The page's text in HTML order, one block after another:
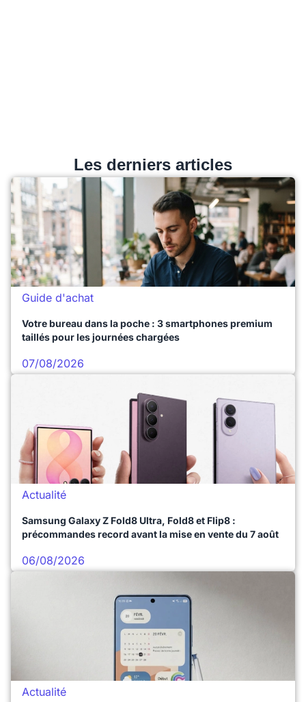
Les derniers articles
Guide d'achat
Votre bureau dans la poche : 3 smartphones premium
taillés pour les journées chargées
07/08/2026
Actualité
Samsung Galaxy Z Fold8 Ultra, Fold8 et Flip8 :
précommandes record avant la mise en vente du 7 août
06/08/2026
Actualité